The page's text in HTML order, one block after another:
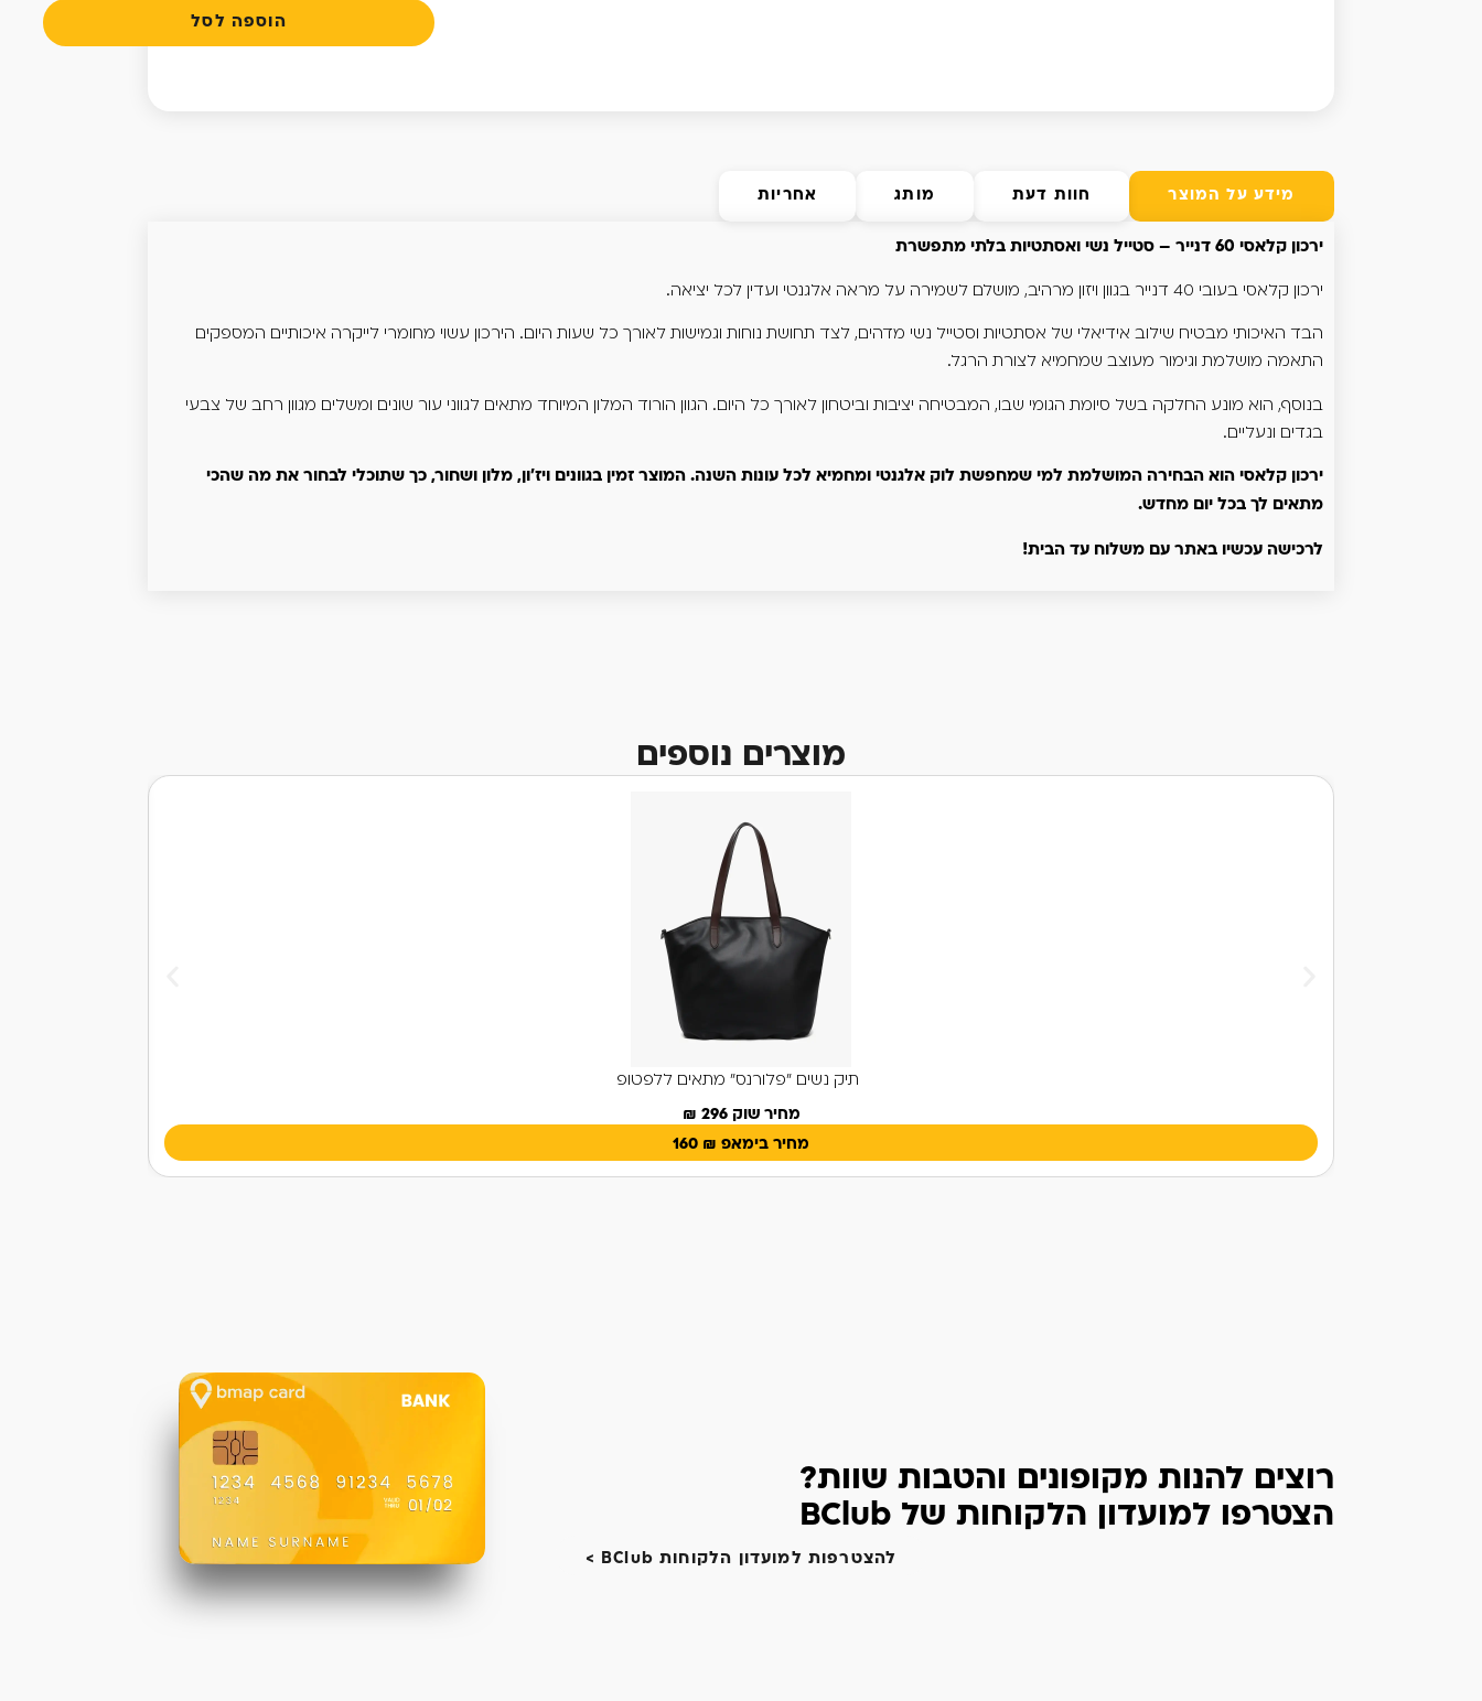
הוספה לסל
מידע על המוצר חוות דעת מותג אחריות
ירכון קלאסי 60 דנייר – סטייל נשי ואסתטיות בלתי מתפשרת
ירכון קלאסי בעובי 40 דנייר בגוון ויזון מרהיב, מושלם לשמירה על מראה אלגנטי ועדין לכל יציאה.
הבד האיכותי מבטיח שילוב אידיאלי של אסתטיות וסטייל נשי מדהים, לצד תחושת נוחות וגמישות לאורך כל שעות היום. הירכון עשוי מחומרי לייקרה איכותיים המספקים
התאמה מושלמת וגימור מעוצב שמחמיא לצורת הרגל.
בנוסף, הוא מונע החלקה בשל סיומת הגומי שבו, המבטיחה יציבות וביטחון לאורך כל היום. הגוון הורוד המלון המיוחד מתאים לגווני עור שונים ומשלים מגוון רחב של צבעי
בגדים ונעליים.
ירכון קלאסי הוא הבחירה המושלמת למי שמחפשת לוק אלגנטי ומחמיא לכל עונות השנה. המוצר זמין בגוונים ויז'ון, מלון ושחור, כך שתוכלי לבחור את מה שהכי
מתאים לך בכל יום מחדש.
לרכישה עכשיו באתר עם משלוח עד הבית!
מוצרים נוספים
תיק נשים "פלורנס" מתאים ללפטופ
מחיר שוק 296 ₪
מחיר בימאפ ₪
רוצים להנות מקופונים והטבות שוות?
הצטרפו למועדון הלקוחות של BClub
להצטרפות למועדון הלקוחות BClub >